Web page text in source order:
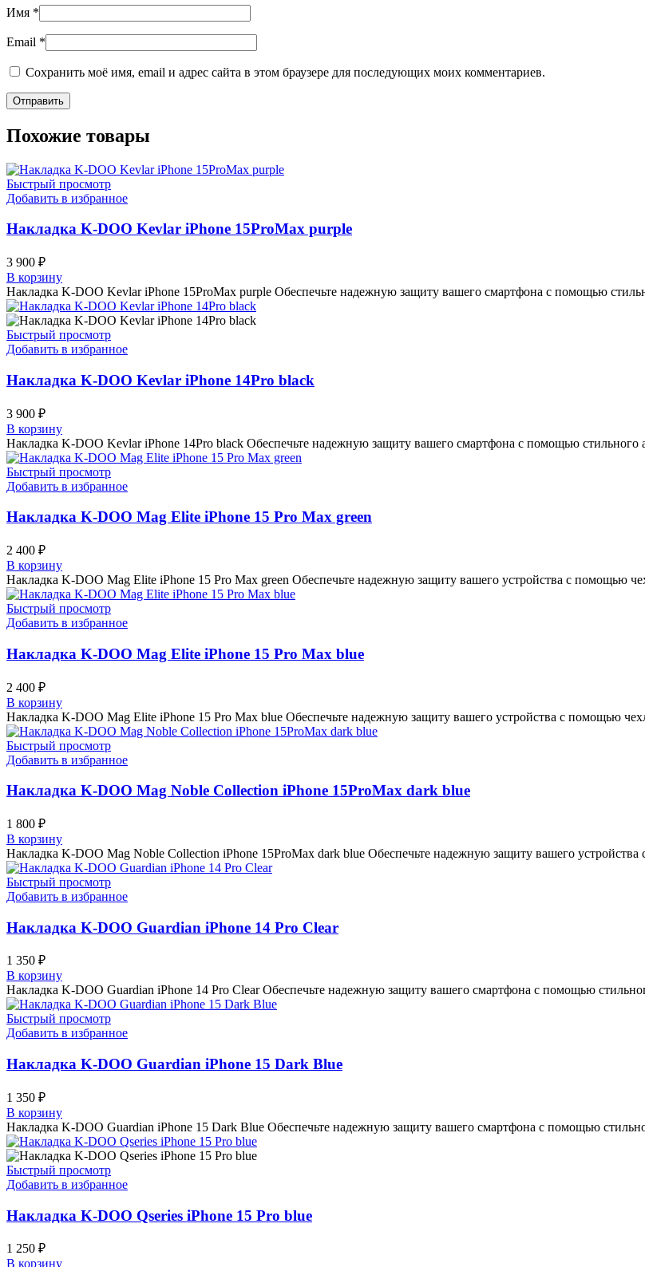
Имя *
Email *
Сохранить моё имя, email и адрес сайта в этом браузере для последующих моих комментариев.
Похожие товары
Быстрый просмотр
Добавить в избранное
Накладка K-DOO Kevlar iPhone 15ProMax purple
3 900 ₽
В корзину
Накладка K-DOO Kevlar iPhone 15ProMax purple Обеспечьте надежную защиту вашего смартфона с помощью
Быстрый просмотр
Добавить в избранное
Накладка K-DOO Kevlar iPhone 14Pro black
3 900 ₽
В корзину
Накладка K-DOO Kevlar iPhone 14Pro black Обеспечьте надежную защиту вашего смартфона с помощью стильного
Быстрый просмотр
Добавить в избранное
Накладка K-DOO Mag Elite iPhone 15 Pro Max green
2 400 ₽
В корзину
Накладка K-DOO Mag Elite iPhone 15 Pro Max green Обеспечьте надежную защиту вашего устройства с помощью
Быстрый просмотр
Добавить в избранное
Накладка K-DOO Mag Elite iPhone 15 Pro Max blue
2 400 ₽
В корзину
Накладка K-DOO Mag Elite iPhone 15 Pro Max blue Обеспечьте надежную защиту вашего устройства с помощью
Быстрый просмотр
Добавить в избранное
Накладка K-DOO Mag Noble Collection iPhone 15ProMax dark blue
1 800 ₽
В корзину
Накладка K-DOO Mag Noble Collection iPhone 15ProMax dark blue Обеспечьте надежную защиту вашего
Быстрый просмотр
Добавить в избранное
Накладка K-DOO Guardian iPhone 14 Pro Clear
1 350 ₽
В корзину
Накладка K-DOO Guardian iPhone 14 Pro Clear Обеспечьте надежную защиту вашего смартфона с помощью
Быстрый просмотр
Добавить в избранное
Накладка K-DOO Guardian iPhone 15 Dark Blue
1 350 ₽
В корзину
Накладка K-DOO Guardian iPhone 15 Dark Blue Обеспечьте надежную защиту вашего смартфона с помощью
Быстрый просмотр
Добавить в избранное
Накладка K-DOO Qseries iPhone 15 Pro blue
1 250 ₽
В корзину